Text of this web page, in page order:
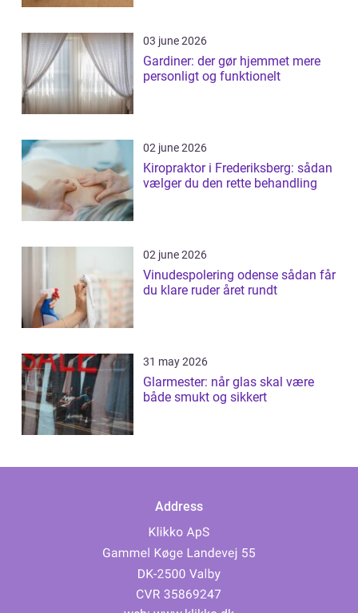
03 june 2026
Gardiner: der gør hjemmet mere
personligt og funktionelt
02 june 2026
Kiropraktor i Frederiksberg: sådan
vælger du den rette behandling
02 june 2026
Vinudespolering odense sådan får
du klare ruder året rundt
31 may 2026
Glarmester: når glas skal være
både smukt og sikkert
Address